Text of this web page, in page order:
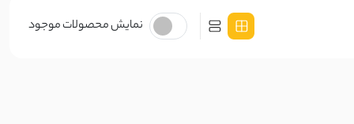
نمایش محصولات موجود